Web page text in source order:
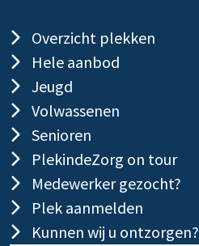
Overzicht plekken
Hele aanbod
Jeugd
Volwassenen
Senioren
PlekindeZorg on tour
Medewerker gezocht?
Plek aanmelden
Kunnen wij u ontzorgen?